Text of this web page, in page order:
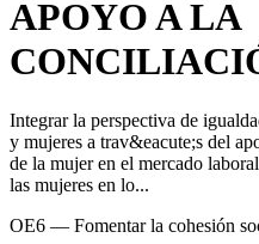
APOYO A LA
Integrar la perspectiva de
y mujeres a trav&eacute;s del
de la mujer en el mercado
las mujeres en lo...
OE6 — Fomentar la cohesión